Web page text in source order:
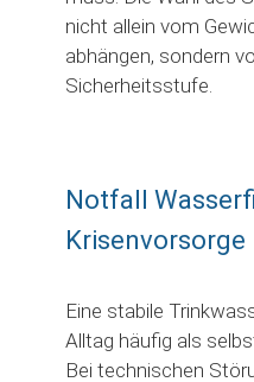
nicht allein vom
abhängen, sondern
Sicherheitsstufe.
Notfall
Krisenvorsorge
Eine stabile
Alltag häufig als
Bei technischen